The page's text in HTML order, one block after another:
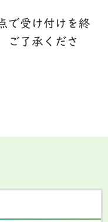
で受け付けを終
ご了承くださ